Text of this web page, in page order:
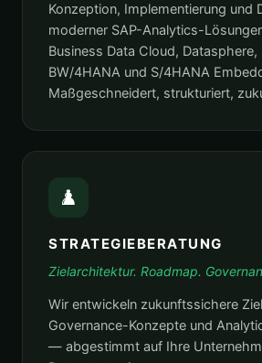
Konzeption, Implementierung und
moderner SAP-Analytics-
Business Data Cloud, Datasphere,
BW/4HANA und S/4HANA
Maßgeschneidert, strukturiert,
♟️
STRATEGIEBERATUNG
Zielarchitektur. Roadmap.
Wir entwickeln zukunftssichere
Governance-Konzepte und
— abgestimmt auf Ihre